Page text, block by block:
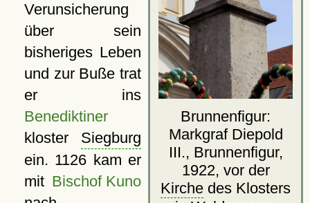
Brunnenfigur:
Markgraf Diepold
III., Brunnenfigur,
1922, vor der
Kirche des Klosters
Verunsicherung
über sein
bisheriges Leben
und zur Buße trat
er ins
Benediktiner
kloster Siegburg
ein. 1126 kam er
mit Bischof Kuno